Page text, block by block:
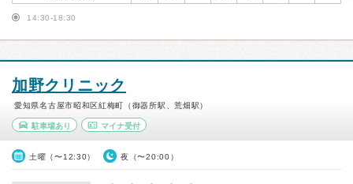
14:30-18:30
加野クリニック
愛知県名古屋市昭和区紅梅町（御器所駅、荒畑駅）
駐車場あり マイナ受付
土曜（〜12:30） 夜（〜20:00）